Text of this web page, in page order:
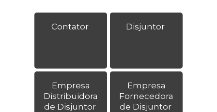
Contator Disjuntor
Empresa
Distribuidora
de Disjuntor
Empresa
Fornecedora
de Disjuntor